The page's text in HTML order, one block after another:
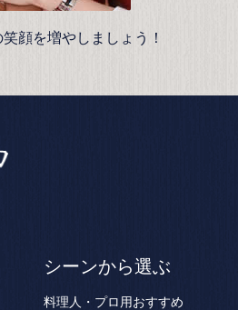
顔を増やしましょう！
シーンから選ぶ
料理人・プロ用おすすめ